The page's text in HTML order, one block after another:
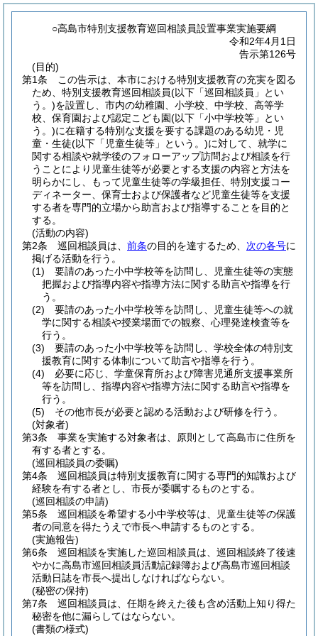
○高島市特別支援教育巡回相談員設置事業実施要綱
令和2年4月1日
告示第126号
(目的)
第1条
この告示は、本市における特別支援教育の充実を図る
ため、特別支援教育巡回相談員(以下「巡回相談員」とい
う。)を設置し、市内の幼稚園、小学校、中学校、高等学
校、保育園および認定こども園(以下「小中学校等」とい
う。)に在籍する特別な支援を要する課題のある幼児・児
童・生徒(以下「児童生徒等」という。)に対して、就学に
関する相談や就学後のフォローアップ訪問および相談を行
うことにより児童生徒等が必要とする支援の内容と方法を
明らかにし、もって児童生徒等の学級担任、特別支援コー
ディネーター、保育士および保護者など児童生徒等を支援
する者を専門的立場から助言および指導することを目的と
する。
(活動の内容)
第2条
巡回相談員は、 前条の目的を達するため、 次の各号に
掲げる活動を行う。
(1)
要請のあった小中学校等を訪問し、児童生徒等の実態
把握および指導内容や指導方法に関する助言や指導を行
う。
(2)
要請のあった小中学校等を訪問し、児童生徒等への就
学に関する相談や授業場面での観察、心理発達検査等を
行う。
(3)
要請のあった小中学校等を訪問し、学校全体の特別支
援教育に関する体制について助言や指導を行う。
(4)
必要に応じ、学童保育所および障害児通所支援事業所
等を訪問し、指導内容や指導方法に関する助言や指導を
行う。
(5)
その他市長が必要と認める活動および研修を行う。
(対象者)
第3条
事業を実施する対象者は、原則として高島市に住所を
有する者とする。
(巡回相談員の委嘱)
第4条
巡回相談員は特別支援教育に関する専門的知識および
経験を有する者とし、市長が委嘱するものとする。
(巡回相談の申請)
第5条
巡回相談を希望する小中学校等は、児童生徒等の保護
者の同意を得たうえで市長へ申請するものとする。
(実施報告)
第6条
巡回相談を実施した巡回相談員は、巡回相談終了後速
やかに高島市巡回相談員活動記録簿および高島市巡回相談
活動日誌を市長へ提出しなければならない。
(秘密の保持)
第7条
巡回相談員は、任期を終えた後も含め活動上知り得た
秘密を他に漏らしてはならない。
(書類の様式)